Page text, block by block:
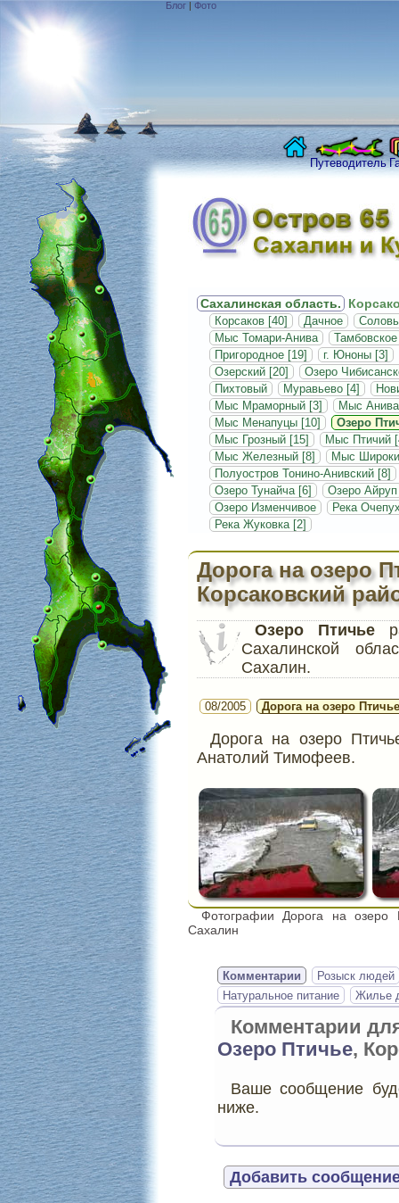
Блог | Фото
Путеводитель
Сахалинская область.
Корсаков [40] Дачное
Мыс Томари-Анива
Тамбовское
Пригородное [19]
г. Юноны [3]
Озерский [20]
Озеро
Пихтовый
Муравьево [4]
Мыс Мраморный [3]
Мыс Анива
Мыс Менапуцы [10]
Озеро
Мыс Грозный [15]
Мыс Птичий
Мыс Железный [8]
Мыс
Полуостров Тонино-Анивский [8]
Озеро Тунайча [6]
Озеро Айруп
Озеро Изменчивое
Река
Река Жуковка [2]
Дорога на озеро
Корсаковский
Озеро Птичье
Сахалинской
Сахалин.
08/2005 Дорога на озеро
Дорога на озеро
Анатолий Тимофеев.
Фотографии Дорога на озеро
Сахалин
Комментарии
Розыск людей
Натуральное питание
Жилье
Комментарии
Озеро Птичье,
Ваше сообщение
ниже.
Добавить